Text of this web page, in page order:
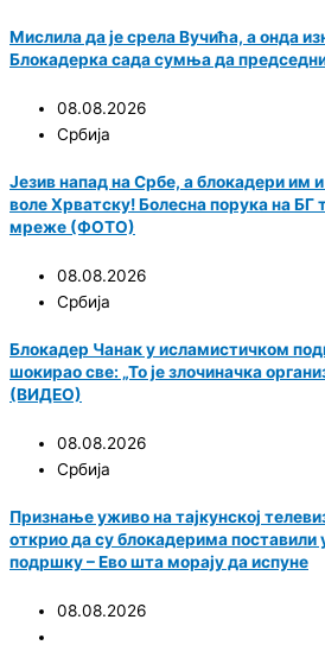
Мислила да је срела Вучића, а онда
Блокадерка сада сумња да
08.08.2026
Србија
Језив напад на Србе, а блокадери им
воле Хрватску! Болесна порука на БГ
мреже (ФОТО)
08.08.2026
Србија
Блокадер Чанак у исламистичком
шокирао све: „То је злочиначка
(ВИДЕО)
08.08.2026
Србија
Признање уживо на тајкунској
открио да су блокадерима поставили
подршку – Ево шта морају да испуне
08.08.2026